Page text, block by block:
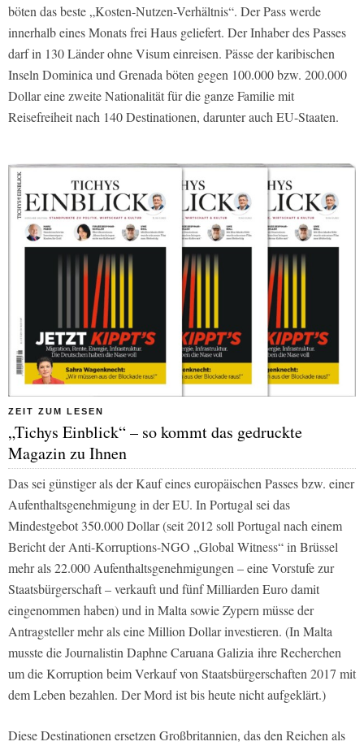
böten das beste „Kosten-Nutzen-Verhältnis“. Der Pass werde
innerhalb eines Monats frei Haus geliefert. Der Inhaber des Passes
darf in 130 Länder ohne Visum einreisen. Pässe der karibischen
Inseln Dominica und Grenada böten gegen 100.000 bzw. 200.000
Dollar eine zweite Nationalität für die ganze Familie mit
Reisefreiheit nach 140 Destinationen, darunter auch EU-Staaten.
ZEIT ZUM LESEN
„Tichys Einblick“ – so kommt das gedruckte
Magazin zu Ihnen
Das sei günstiger als der Kauf eines europäischen Passes bzw. einer
Aufenthaltsgenehmigung in der EU. In Portugal sei das
Mindestgebot 350.000 Dollar (seit 2012 soll Portugal nach einem
Bericht der Anti-Korruptions-NGO „Global Witness“ in Brüssel
mehr als 22.000 Aufenthaltsgenehmigungen – eine Vorstufe zur
Staatsbürgerschaft – verkauft und fünf Milliarden Euro damit
eingenommen haben) und in Malta sowie Zypern müsse der
Antragsteller mehr als eine Million Dollar investieren. (In Malta
musste die Journalistin Daphne Caruana Galizia ihre Recherchen
um die Korruption beim Verkauf von Staatsbürgerschaften 2017 mit
dem Leben bezahlen. Der Mord ist bis heute nicht aufgeklärt.)
Diese Destinationen ersetzen Großbritannien, das den Reichen als